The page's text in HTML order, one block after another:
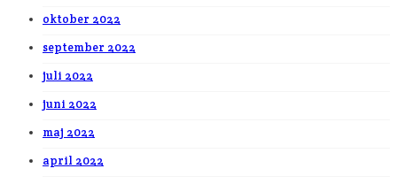
oktober 2022
september 2022
juli 2022
juni 2022
maj 2022
april 2022